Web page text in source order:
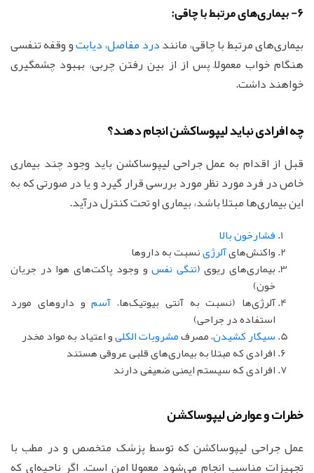
6- بیماری‌های مرتبط با چاقی:
بیماری‌های مرتبط با چاقی، ماننددرد مفاصل،دیابتو وقفه تنفسی
هنگام خواب معمولاً پس از از بین رفتن چربی، بهبود چشمگیری
خواهند داشت.
چه افرادی نباید لیپوساکشن انجام دهند؟
قبل از اقدام به عمل جراحی لیپوساکشن باید وجود چند بیماری
خاص در فرد مورد نظر مورد بررسی قرار گیرد و یا در صورتی که به
این بیماری‌ها مبتلا باشد، بیماری او تحت کنترل درآید.
فشارخون بالا
واکنش‌هایآلرژینسبت به داروها
بیماری‌های ریوی (تنگی نفسو وجود پاکت‌های هوا در جریان
خون)
آلرژی‌ها (نسبت به آنتی بیوتیک‌ها، آسمو داروهای مورد
استفاده در جراحی)
سیگار کشیدن، مصرفمشروبات الکلیو اعتیاد به مواد مخدر
افرادی که مبتلا به بیماری‌های قلبی عروقی هستند
افرادی که سیستم ایمنی ضعیفی دارند
خطرات و عوارض لیپوساکشن
عمل جراحی لیپوساکشن که توسط پزشک متخصص و در مطب با
تجهیزات مناسب انجام می‌شود معمولا امن است. اگر ناحیه‌ای که